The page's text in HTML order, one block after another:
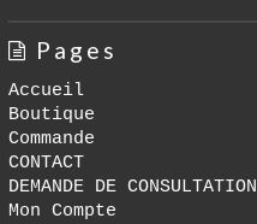
Pages
Accueil
Boutique
Commande
CONTACT
DEMANDE DE CONSULTATION
Mon Compte